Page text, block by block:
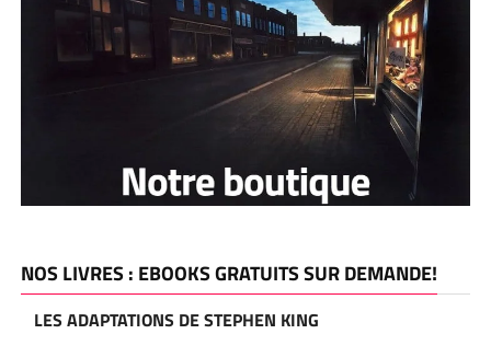
NOS LIVRES : EBOOKS GRATUITS SUR DEMANDE!
LES ADAPTATIONS DE STEPHEN KING